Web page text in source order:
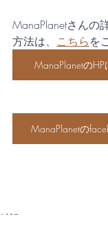
ManaPlanetさんの
方法は、 こちらを
ManaPlanetの
ManaPlanetの
雑記